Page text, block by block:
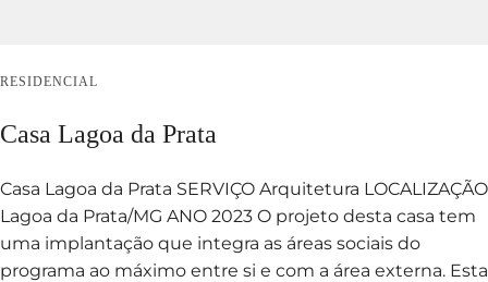
RESIDENCIAL
Casa Lagoa da Prata
Casa Lagoa da Prata SERVIÇO Arquitetura LOCALIZAÇÃO
Lagoa da Prata/MG ANO 2023 O projeto desta casa tem
uma implantação que integra as áreas sociais do
programa ao máximo entre si e com a área externa. Esta